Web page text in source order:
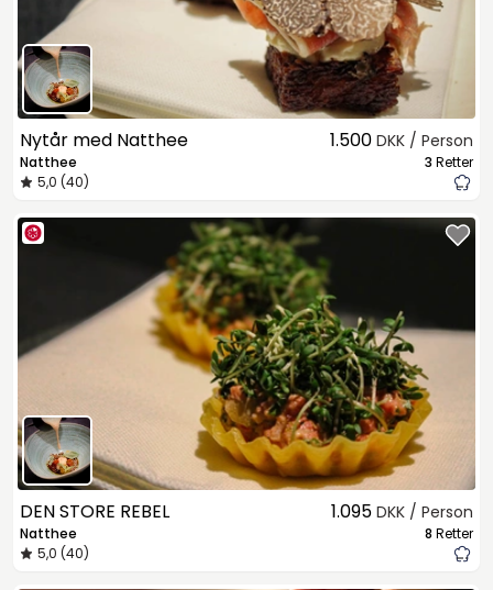
Nytår med Natthee
Natthee
5,0 (40)
1.500 DKK / Person
3 Retter
DEN STORE REBEL
Natthee
5,0 (40)
1.095 DKK / Person
8 Retter